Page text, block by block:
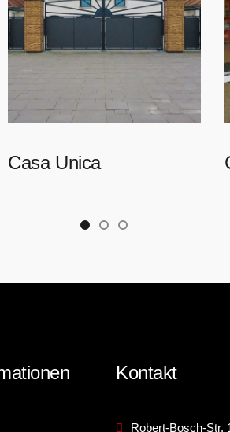
Casa Unica
Kontakt
Robert-Bosch-Str.